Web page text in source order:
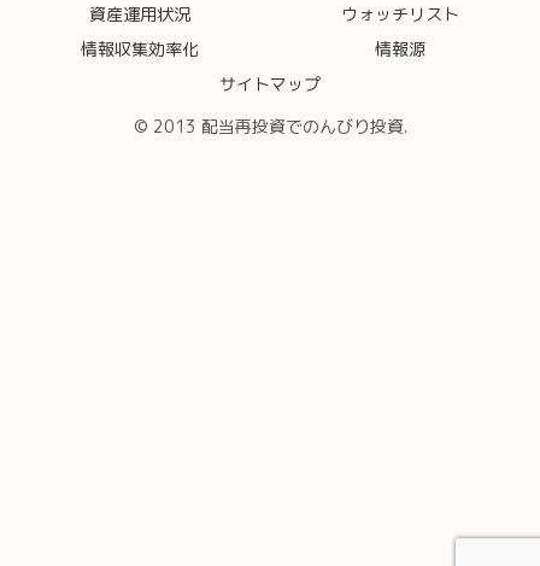
資産運用状況
ウォッチリスト
情報収集効率化
情報源
サイトマップ
© 2013 配当再投資でのんびり投資.